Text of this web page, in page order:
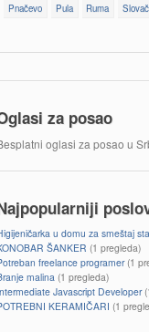
Pnačevo Pula Ruma
za posao
oglasi za posao u
u domu za smeštaj
ŠANKER (1 pregleda)
freelance programer(1
malina (1 pregleda)
Javascript Developer
KERAMIČARI (1